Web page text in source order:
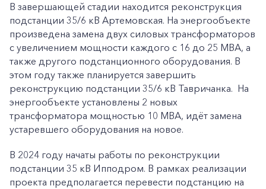
В завершающей стадии находится реконструкция
подстанции 35/6 кВ Артемовская. На энергообъекте
произведена замена двух силовых трансформаторов
с увеличением мощности каждого с 16 до 25 МВА, а
также другого подстанционного оборудования. В
этом году также планируется завершить
реконструкцию подстанции 35/6 кВ Тавричанка. На
энергообъекте установлены 2 новых
трансформатора мощностью 10 МВА, идёт замена
устаревшего оборудования на новое.
В 2024 году начаты работы по реконструкции
подстанции 35 кВ Ипподром. В рамках реализации
проекта предполагается перевести подстанцию на